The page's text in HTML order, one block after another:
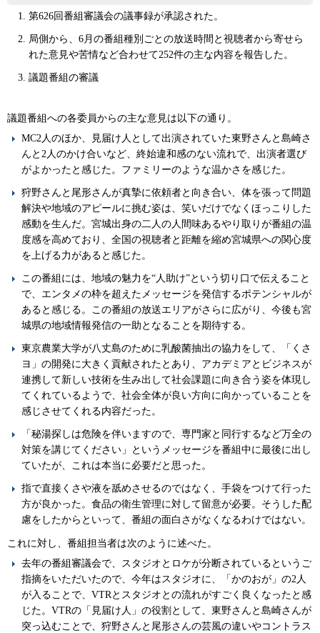
第626回番組審議会の議事録が承認された。
局側から、6月の番組種別ごとの放送時間と視聴者から寄せら
れた意見や苦情など合わせて252件の主な内容を報告した。
議題番組の審議
議題番組への各委員からの主な意見は以下の通り。
MC2人のほか、見届け人として出演されていた東野さんと島崎さ
んと2人のかけ合いなど、終始違和感のない流れで、出演者選び
がよかったと感じた。ファミリーのような温かさを感じた。
狩野さんと尾形さんが真摯に依頼者と向き合い、体を張って問題
解決や地域のアピールに挑む姿は、笑いだけでなくほっこりした
感動を生んだ。宮城出身の二人の人間味あるやり取りが番組の温
度感を高めており、全国の視聴者と距離を縮め宮城県への関心度
を上げる力があると感じた。
この番組には、地域の魅力を“人助け”という切り口で伝えること
で、エンタメの枠を超えたメッセージを発信するポテンシャルが
あると感じる。この番組の放送エリアがさらに広がり、今後も宮
城県の地域情報発信の一助となることを期待する。
東京農業大学が八丈島のために乳酸菌抽出の協力をして、「くさ
ヨ」の開発に大きく貢献されたとあり、アカデミアとビジネスが
連携して新しい技術を生み出して社会課題に向き合う姿を体現し
てくれているようで、社会全体が良い方向に向かっていることを
感じさせてくれる内容だった。
「秘湯探しは危険を伴いますので、専門家と同行するなど万全の
対策を講じてください」というメッセージを番組中に最後に出し
ていたが、これは本当に必要だと思った。
指で直接くさや液を舐めさせるのではなく、手袋をつけて行った
方が良かった。食品の衛生管理に対して留意が必要。そうした配
慮をしたからといって、番組の面白さがなくなるわけではない。
これに対し、番組担当者は次のように述べた。
去年の番組審議会で、スタジオとロケが分断されているというご
指摘をいただいたので、今年はスタジオに、「かのおが」の2人
が入ることで、VTRとスタジオとの流れがすごく良くなったと感
じた。VTRの「見届け人」の役割として、東野さんと島崎さんが
突っ込むことで、狩野さんと尾形さんの芸風の違いやコントラス